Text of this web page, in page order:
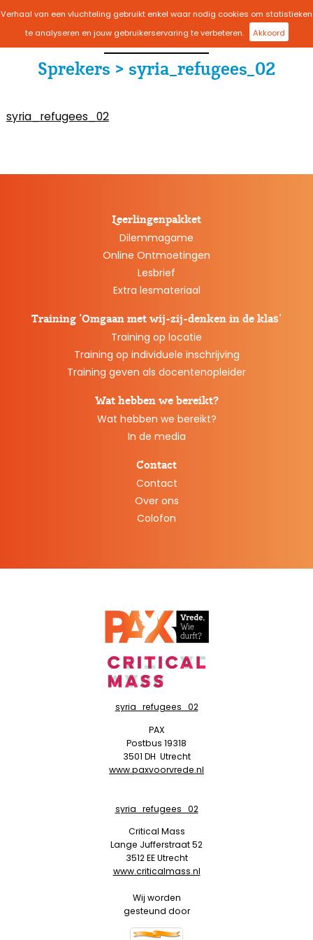
Verhaal van een vluchteling gebruikt enkel waar nodig cookies om statistieken
te analyseren en jouw gebruikerservaring te verbeteren.
Akkoord
menu
Sprekers > syria_refugees_02
syria_refugees_02
Leerlingenpakket
Dilemmagame
Online Ontmoetingen
Lesbrief
Extra lesmateriaal
Training ‘Omgaan met wij-zij-denken in de klas’
Training op locatie
Training op individuele inschrijving
Training geven als docentenopleider
Wat hebben we bereikt?
Wat hebben we bereikt?
In de media
Contact
Contact
Over ons
Colofon
syria_refugees_02
PAX
Postbus 19318
3501 DH Utrecht
www.paxvoorvrede.nl
syria_refugees_02
Critical Mass
Lange Jufferstraat 52
3512 EE Utrecht
www.criticalmass.nl
Wij worden
gesteund door